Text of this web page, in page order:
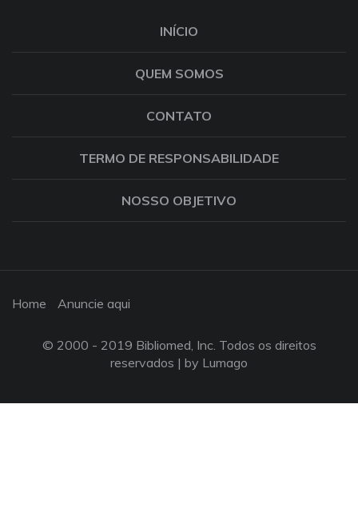
INÍCIO
QUEM SOMOS
CONTATO
TERMO DE RESPONSABILIDADE
NOSSO OBJETIVO
Home Anuncie aqui
© 2000 - 2019 Bibliomed, Inc. Todos os direitos
reservados | by Lumago